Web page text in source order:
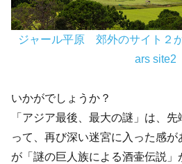
ジャール平原 郊外のサイト２
ars site2
いかがでしょうか？
「アジア最後、最大の謎」は、
って、再び深い迷宮に入った感
が「謎の巨人族による酒壷伝説